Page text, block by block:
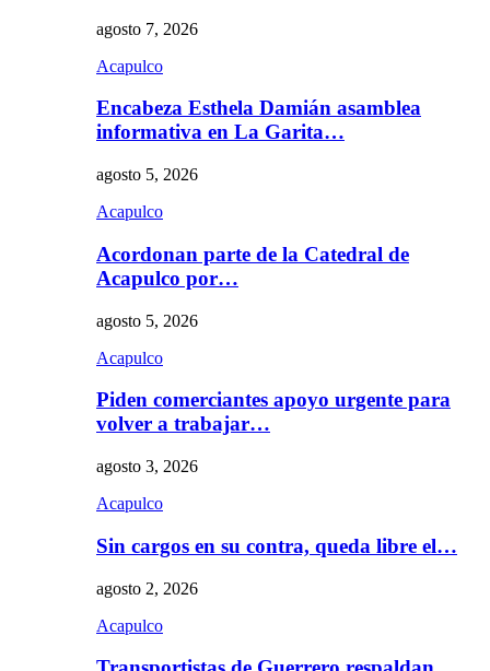
agosto 7, 2026
Acapulco
Encabeza Esthela Damián asamblea
informativa en La Garita…
agosto 5, 2026
Acapulco
Acordonan parte de la Catedral de
Acapulco por…
agosto 5, 2026
Acapulco
Piden comerciantes apoyo urgente para
volver a trabajar…
agosto 3, 2026
Acapulco
Sin cargos en su contra, queda libre el…
agosto 2, 2026
Acapulco